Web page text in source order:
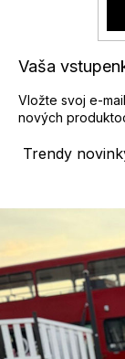
Trendy
Vaša
Vložte svoj e-
nových